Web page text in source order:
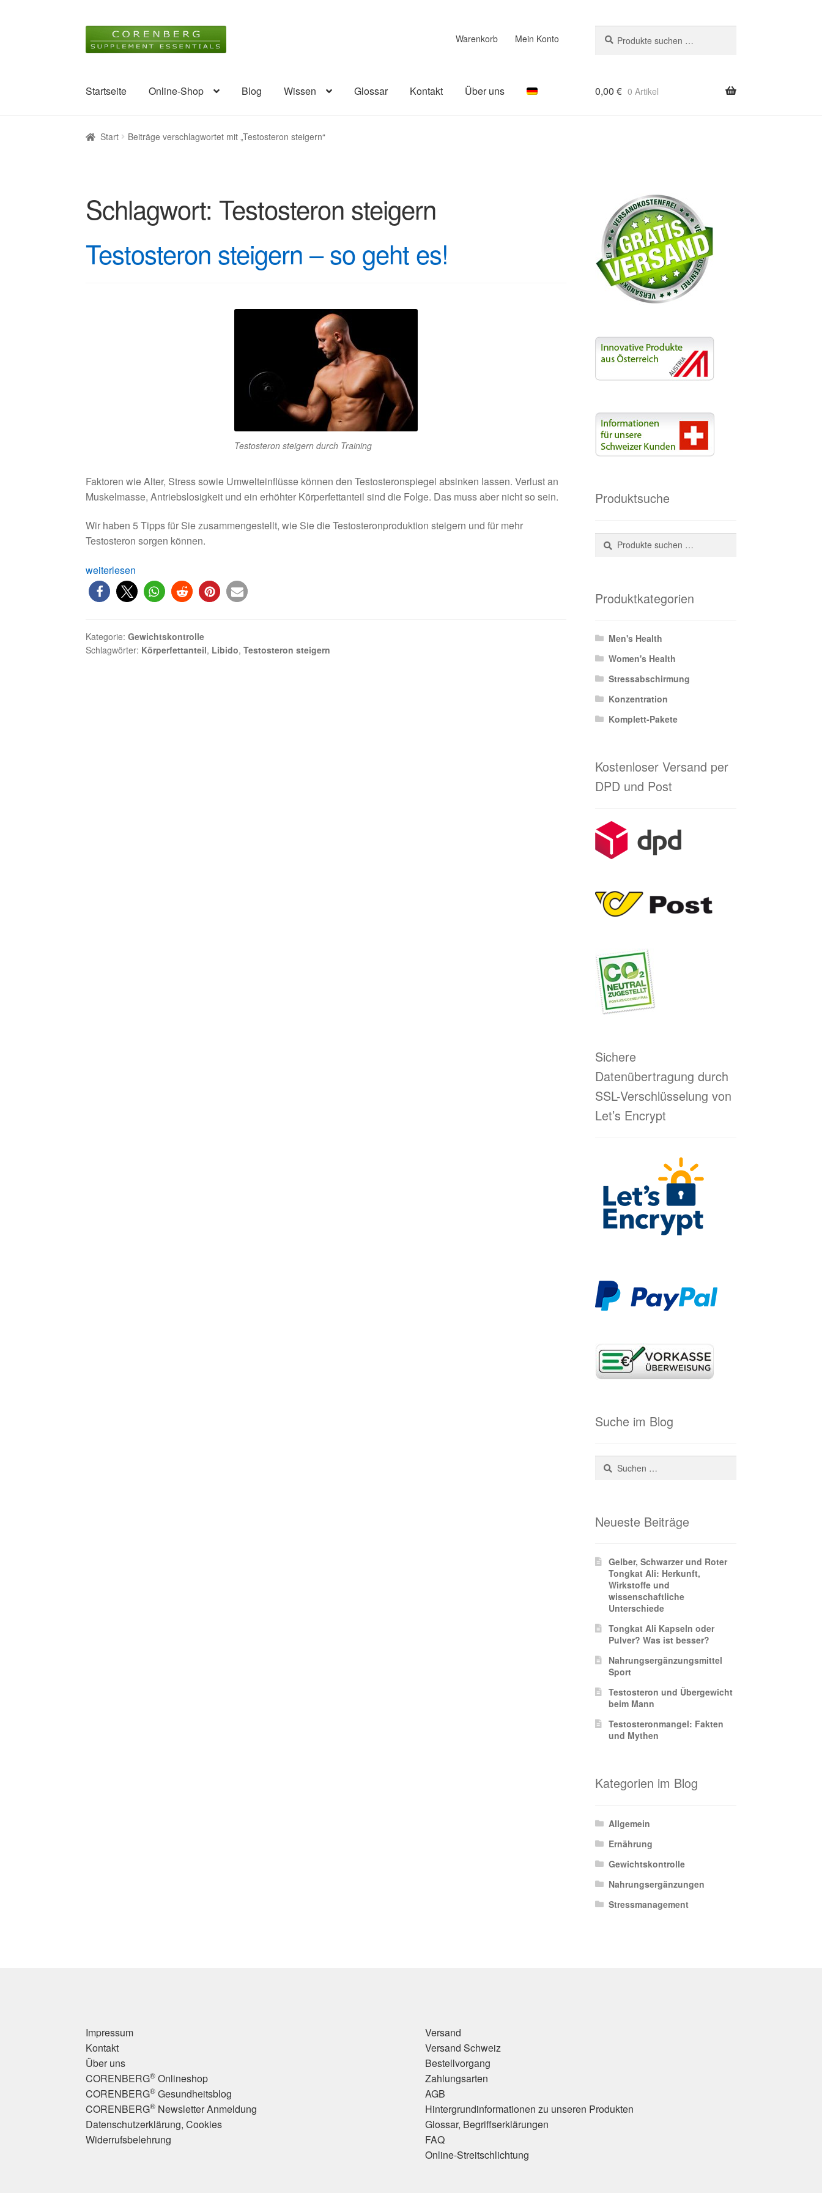
Navigation
Inhalt
Warenkorb Mein Konto
nach:
Startseite Online-Shop Blog Wissen Glossar Kontakt Über uns 0,00 € 0 Artikel
Start Beiträge verschlagwortet mit „Testosteron steigern“
Schlagwort:Testosteron steigern
Testosteron steigern – so geht es!
Testosteron steigern durch Training
Faktoren wie Alter, Stress sowie Umwelteinflüsse können den Testosteronspiegel absinken lassen. Verlust an
Muskelmasse, Antriebslosigkeit und ein erhöhter Körperfettanteil sind die Folge. Das muss aber nicht so sein.
Wir haben 5 Tipps für Sie zusammengestellt, wie Sie die Testosteronproduktion steigern und für mehr
Testosteron sorgen können.
Testosteron
steigern
–
geht
es!
weiterlesen
Kategorie:Gewichtskontrolle
Schlagwörter: Körperfettanteil, Libido,Testosteron steigern
Produktsuche
Suchen
nach:
Suchen
Produktkategorien
Men's Health
Women's Health
Stressabschirmung
Konzentration
Komplett-Pakete
Kostenloser Versand per
DPD und Post
Sichere
Datenübertragung durch
SSL-Verschlüsselung von
Let’s Encrypt
Suche im Blog
Suchen
nach:
Neueste Beiträge
Gelber, Schwarzer und Roter
Tongkat Ali: Herkunft,
Wirkstoffe und
wissenschaftliche
Unterschiede
Tongkat Ali Kapseln oder
Pulver? Was ist besser?
Nahrungsergänzungsmittel
Sport
Testosteron und Übergewicht
beim Mann
Testosteronmangel: Fakten
und Mythen
Kategorien im Blog
Allgemein
Ernährung
Gewichtskontrolle
Nahrungsergänzungen
Stressmanagement
Impressum
Kontakt
Über uns
CORENBERG® Onlineshop
CORENBERG® Gesundheitsblog
CORENBERG® Newsletter Anmeldung
Datenschutzerklärung, Cookies
Widerrufsbelehrung
Versand
Versand Schweiz
Bestellvorgang
Zahlungsarten
AGB
Hintergrundinformationen zu unseren Produkten
Glossar, Begriffserklärungen
FAQ
Online-Streitschlichtung